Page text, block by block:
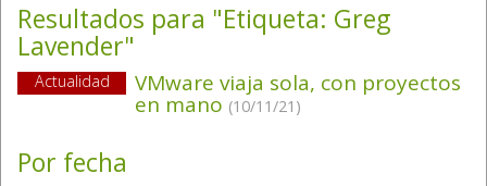
Resultados para "Etiqueta: Greg
Lavender"
Actualidad VMware viaja sola, con proyectos
en mano (10/11/21)
Por fecha